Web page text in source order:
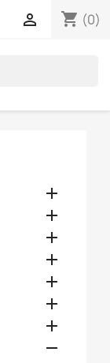
shopping_cart (0)








